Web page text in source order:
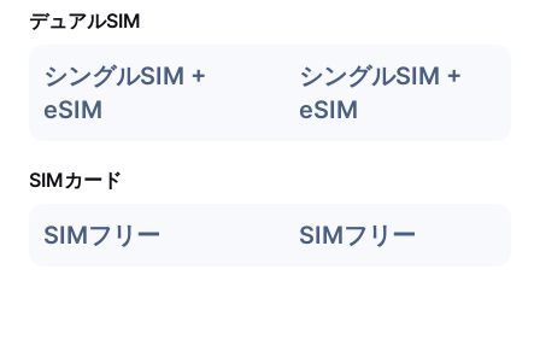
デュアルSIM
シングルSIM +
eSIM
シングルSIM +
eSIM
SIMカード
SIMフリー SIMフリー